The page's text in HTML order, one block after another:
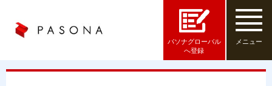
パソナグローバル
へ登録
メニュー